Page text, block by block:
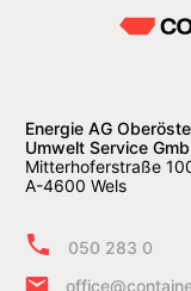
Energie AG
Umwelt Service
Mitterhoferstraße
A-4600 Wels
050 283 0